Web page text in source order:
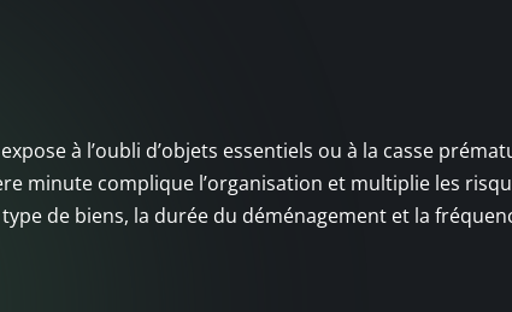
à l’oubli d’objets essentiels ou à la casse
minute complique l’organisation et multiplie les
de biens, la durée du déménagement et la